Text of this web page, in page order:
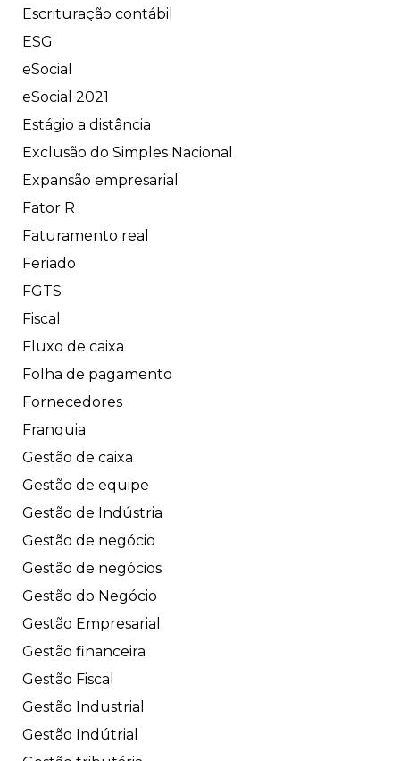
Escrituração contábil
ESG
eSocial
eSocial 2021
Estágio a distância
Exclusão do Simples Nacional
Expansão empresarial
Fator R
Faturamento real
Feriado
FGTS
Fiscal
Fluxo de caixa
Folha de pagamento
Fornecedores
Franquia
Gestão de caixa
Gestão de equipe
Gestão de Indústria
Gestão de negócio
Gestão de negócios
Gestão do Negócio
Gestão Empresarial
Gestão financeira
Gestão Fiscal
Gestão Industrial
Gestão Indútrial